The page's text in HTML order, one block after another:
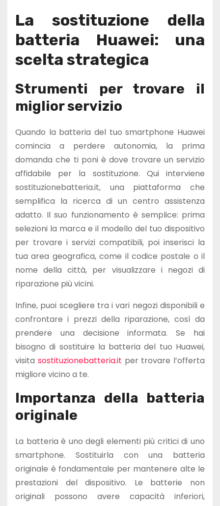
La sostituzione della
batteria Huawei: una
scelta strategica
Strumenti per trovare il
miglior servizio
Quando la batteria del tuo smartphone Huawei
comincia a perdere autonomia, la prima
domanda che ti poni è dove trovare un servizio
affidabile per la sostituzione. Qui interviene
sostituzionebatteria.it, una piattaforma che
semplifica la ricerca di un centro assistenza
adatto. Il suo funzionamento è semplice: prima
selezioni la marca e il modello del tuo dispositivo
per trovare i servizi compatibili, poi inserisci la
tua area geografica, come il codice postale o il
nome della città, per visualizzare i negozi di
riparazione più vicini.
Infine, puoi scegliere tra i vari negozi disponibili e
confrontare i prezzi della riparazione, così da
prendere una decisione informata. Se hai
bisogno di sostituire la batteria del tuo Huawei,
visita sostituzionebatteria.it per trovare l’offerta
migliore vicino a te.
Importanza della batteria
originale
La batteria è uno degli elementi più critici di uno
smartphone. Sostituirla con una batteria
originale è fondamentale per mantenere alte le
prestazioni del dispositivo. Le batterie non
originali possono avere capacità inferiori,